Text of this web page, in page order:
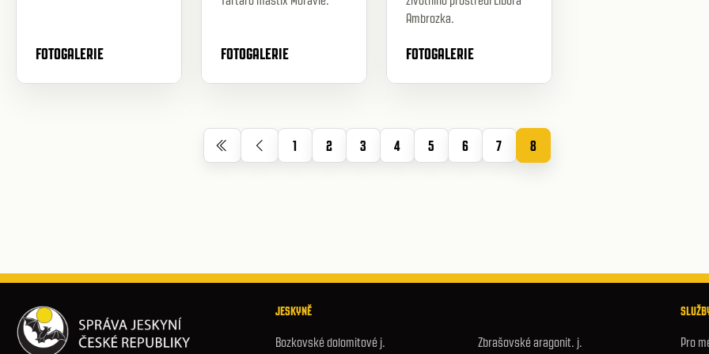
FOTOGALERIE FOTOGALERIE
Ambrozka.
FOTOGALERIE
1 2 3 4 5 6 7 8
JESKYNĚ
Bozkovské dolomitové j. Zbrašovské aragonit. j. Pro